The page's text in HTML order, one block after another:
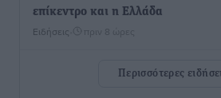
επίκεντρο και η Ελλάδα
Ειδήσεις πριν 8 ώρες
Νέο ξενοδοχείο στη Ρόδο για την
Περισσότερες